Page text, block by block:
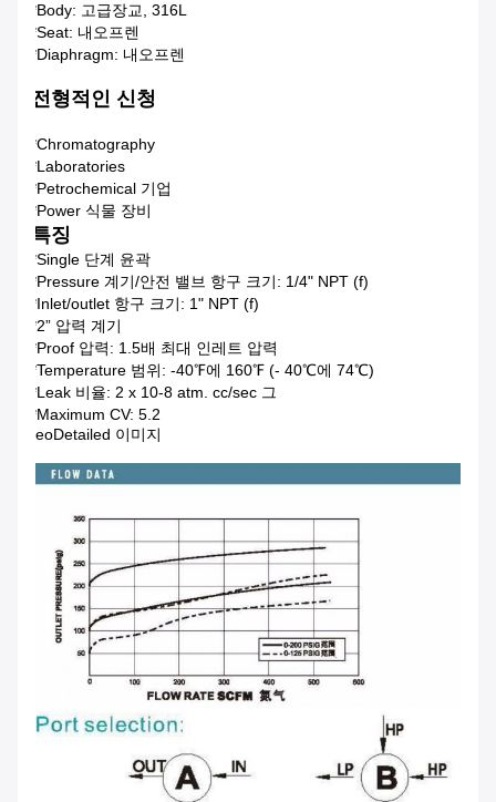
*Body: 고급장교, 316L
*Seat: 내오프렌
*Diaphragm: 내오프렌
전형적인 신청
*Chromatography
*Laboratories
*Petrochemical 기업
*Power 식물 장비
특징
*Single 단계 윤곽
*Pressure 계기/안전 밸브 항구 크기: 1/4" NPT (f)
*Inlet/outlet 항구 크기: 1" NPT (f)
*2” 압력 계기
*Proof 압력: 1.5배 최대 인레트 압력
*Temperature 범위: -40℉에 160℉ (- 40℃에 74℃)
*Leak 비율: 2 x 10-8 atm. cc/sec 그
*Maximum CV: 5.2
eoDetailed 이미지